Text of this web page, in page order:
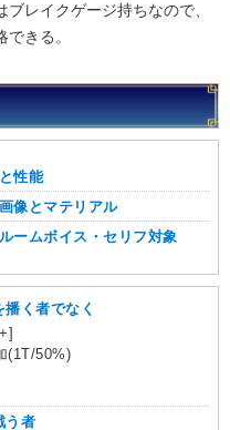
レイクゲージ持ちなので、
きる。
性能
像とマテリアル
ームボイス・セリフ対象
く者でなく
(1T/50%)
う者